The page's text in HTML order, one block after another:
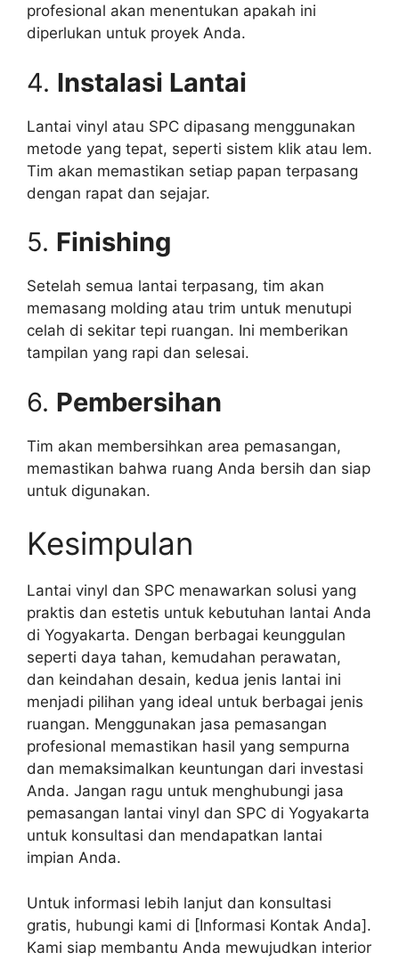
profesional akan menentukan apakah ini
diperlukan untuk proyek Anda.
4. Instalasi Lantai
Lantai vinyl atau SPC dipasang menggunakan
metode yang tepat, seperti sistem klik atau lem.
Tim akan memastikan setiap papan terpasang
dengan rapat dan sejajar.
5. Finishing
Setelah semua lantai terpasang, tim akan
memasang molding atau trim untuk menutupi
celah di sekitar tepi ruangan. Ini memberikan
tampilan yang rapi dan selesai.
6. Pembersihan
Tim akan membersihkan area pemasangan,
memastikan bahwa ruang Anda bersih dan siap
untuk digunakan.
Kesimpulan
Lantai vinyl dan SPC menawarkan solusi yang
praktis dan estetis untuk kebutuhan lantai Anda
di Yogyakarta. Dengan berbagai keunggulan
seperti daya tahan, kemudahan perawatan,
dan keindahan desain, kedua jenis lantai ini
menjadi pilihan yang ideal untuk berbagai jenis
ruangan. Menggunakan jasa pemasangan
profesional memastikan hasil yang sempurna
dan memaksimalkan keuntungan dari investasi
Anda. Jangan ragu untuk menghubungi jasa
pemasangan lantai vinyl dan SPC di Yogyakarta
untuk konsultasi dan mendapatkan lantai
impian Anda.
Untuk informasi lebih lanjut dan konsultasi
gratis, hubungi kami di [Informasi Kontak Anda].
Kami siap membantu Anda mewujudkan interior